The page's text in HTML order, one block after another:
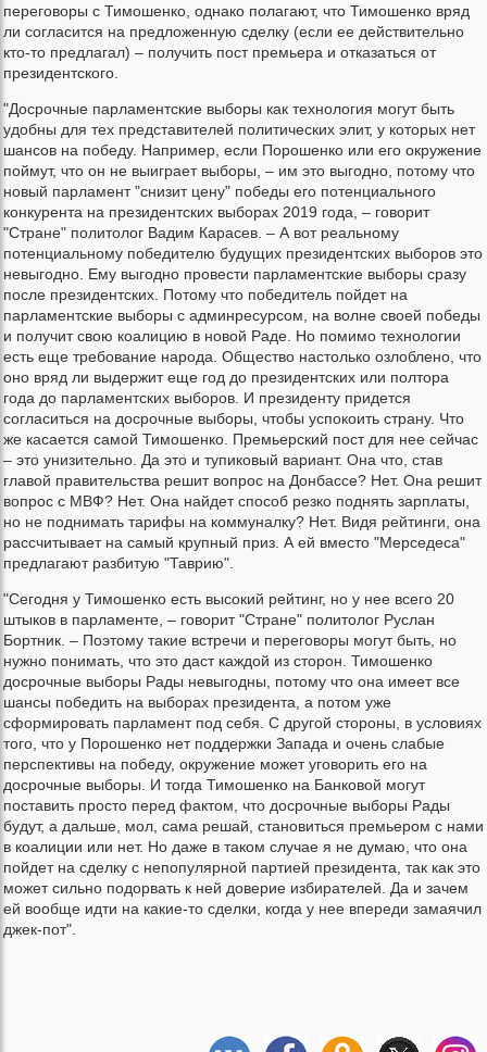
переговоры с Тимошенко, однако полагают, что Тимошенко вряд
ли согласится на предложенную сделку (если ее действительно
кто-то предлагал) – получить пост премьера и отказаться от
президентского.
"Досрочные парламентские выборы как технология могут быть
удобны для тех представителей политических элит, у которых нет
шансов на победу. Например, если Порошенко или его окружение
поймут, что он не выиграет выборы, – им это выгодно, потому что
новый парламент "снизит цену" победы его потенциального
конкурента на президентских выборах 2019 года, – говорит
"Стране" политолог Вадим Карасев. – А вот реальному
потенциальному победителю будущих президентских выборов это
невыгодно. Ему выгодно провести парламентские выборы сразу
после президентских. Потому что победитель пойдет на
парламентские выборы с админресурсом, на волне своей победы
и получит свою коалицию в новой Раде. Но помимо технологии
есть еще требование народа. Общество настолько озлоблено, что
оно вряд ли выдержит еще год до президентских или полтора
года до парламентских выборов. И президенту придется
согласиться на досрочные выборы, чтобы успокоить страну. Что
же касается самой Тимошенко. Премьерский пост для нее сейчас
– это унизительно. Да это и тупиковый вариант. Она что, став
главой правительства решит вопрос на Донбассе? Нет. Она решит
вопрос с МВФ? Нет. Она найдет способ резко поднять зарплаты,
но не поднимать тарифы на коммуналку? Нет. Видя рейтинги, она
рассчитывает на самый крупный приз. А ей вместо "Мерседеса"
предлагают разбитую "Таврию".
"Сегодня у Тимошенко есть высокий рейтинг, но у нее всего 20
штыков в парламенте, – говорит "Стране" политолог Руслан
Бортник. – Поэтому такие встречи и переговоры могут быть, но
нужно понимать, что это даст каждой из сторон. Тимошенко
досрочные выборы Рады невыгодны, потому что она имеет все
шансы победить на выборах президента, а потом уже
сформировать парламент под себя. С другой стороны, в условиях
того, что у Порошенко нет поддержки Запада и очень слабые
перспективы на победу, окружение может уговорить его на
досрочные выборы. И тогда Тимошенко на Банковой могут
поставить просто перед фактом, что досрочные выборы Рады
будут, а дальше, мол, сама решай, становиться премьером с нами
в коалиции или нет. Но даже в таком случае я не думаю, что она
пойдет на сделку с непопулярной партией президента, так как это
может сильно подорвать к ней доверие избирателей. Да и зачем
ей вообще идти на какие-то сделки, когда у нее впереди замаячил
джек-пот".